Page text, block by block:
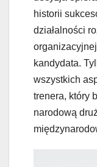
historii
działalności
kandydata.
wszystkich
trenera, który
narodową